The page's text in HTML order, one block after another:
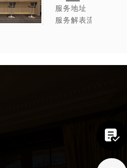
服务地址
服务解表流程
